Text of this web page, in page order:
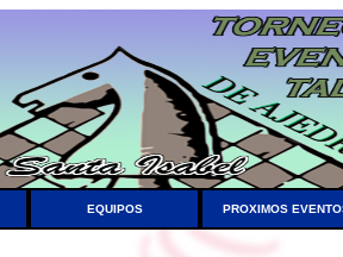
EQUIPOS PROXIMOS